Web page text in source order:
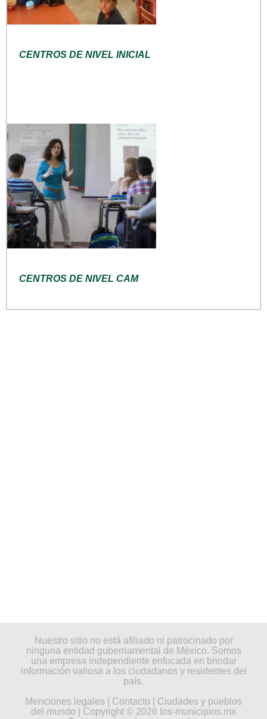
CENTROS DE NIVEL INICIAL
CENTROS DE NIVEL CAM
Nuestro sitio no está afiliado ni patrocinado por
ninguna entidad gubernamental de México. Somos
una empresa independiente enfocada en brindar
información valiosa a los ciudadanos y residentes del
país.
Menciones legales
Contacto
Ciudades y pueblos
del mundo | Copyright © 2026 los-municipios.mx